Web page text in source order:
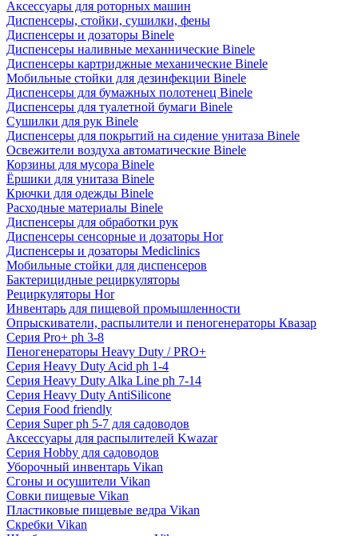
Аксессуары для роторных машин
Диспенсеры, стойки, сушилки, фены
Диспенсеры и дозаторы Binele
Диспенсеры наливные механнические Binele
Диспенсеры картриджные механические Binele
Мобильные стойки для дезинфекции Binele
Диспенсеры для бумажных полотенец Binele
Диспенсеры для туалетной бумаги Binele
Сушилки для рук Binele
Диспенсеры для покрытий на сидение унитаза Binele
Освежители воздуха автоматические Binele
Корзины для мусора Binele
Ёршики для унитаза Binele
Крючки для одежды Binele
Расходные материалы Binele
Диспенсеры для обработки рук
Диспенсеры сенсорные и дозаторы Hor
Диспенсеры и дозаторы Mediclinics
Мобильные стойки для диспенсеров
Бактерицидные рециркуляторы
Рециркуляторы Hor
Инвентарь для пищевой промышленности
Опрыскиватели, распылители и пеногенераторы Квазар
Серия Pro+ ph 3-8
Пеногенераторы Heavy Duty / PRO+
Серия Heavy Duty Acid ph 1-4
Серия Heavy Duty Alka Line ph 7-14
Серия Heavy Duty AntiSilicone
Серия Food friendly
Серия Super ph 5-7 для садоводов
Аксессуары для распылителей Kwazar
Серия Hobby для садоводов
Уборочный инвентарь Vikan
Сгоны и осушители Vikan
Совки пищевые Vikan
Пластиковые пищевые ведра Vikan
Скребки Vikan